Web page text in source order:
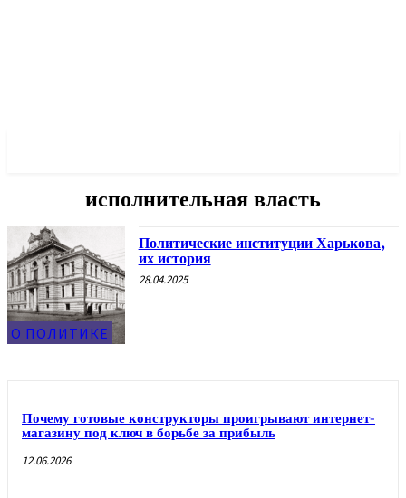
исполнительная власть
О ПОЛИТИКЕ
Политические институции Харькова,
их история
28.04.2025
Почему готовые конструкторы проигрывают интернет-
магазину под ключ в борьбе за прибыль
12.06.2026